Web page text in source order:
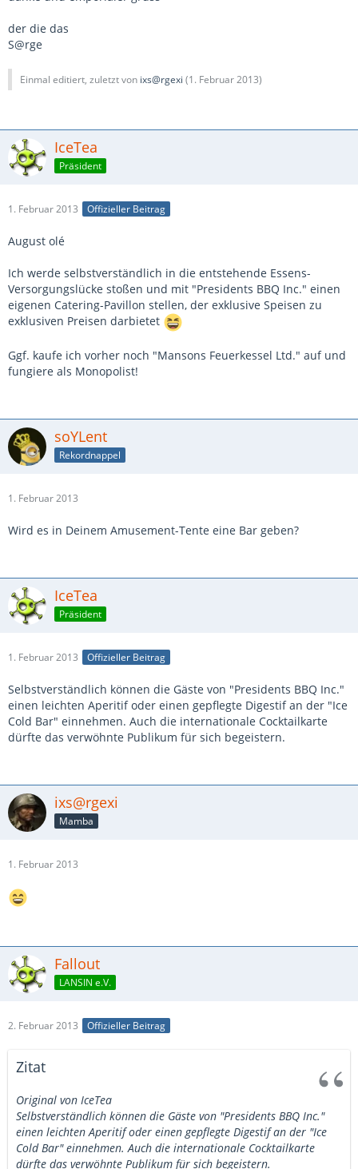
der die das
S@rge
Einmal editiert, zuletzt von ixs@rgexi (1. Februar 2013)
IceTea
Präsident
1. Februar 2013 Offizieller Beitrag
August olé
Ich werde selbstverständlich in die entstehende Essens-
Versorgungslücke stoßen und mit "Presidents BBQ Inc." einen
eigenen Catering-Pavillon stellen, der exklusive Speisen zu
exklusiven Preisen darbietet
Ggf. kaufe ich vorher noch "Mansons Feuerkessel Ltd." auf und
fungiere als Monopolist!
soYLent
Rekordnappel
1. Februar 2013
Wird es in Deinem Amusement-Tente eine Bar geben?
IceTea
Präsident
1. Februar 2013 Offizieller Beitrag
Selbstverständlich können die Gäste von "Presidents BBQ Inc."
einen leichten Aperitif oder einen gepflegte Digestif an der "Ice
Cold Bar" einnehmen. Auch die internationale Cocktailkarte
dürfte das verwöhnte Publikum für sich begeistern.
ixs@rgexi
Mamba
1. Februar 2013
Fallout
LANSIN e.V.
2. Februar 2013 Offizieller Beitrag
Zitat
Original von IceTea
Selbstverständlich können die Gäste von "Presidents BBQ Inc."
einen leichten Aperitif oder einen gepflegte Digestif an der "Ice
Cold Bar" einnehmen. Auch die internationale Cocktailkarte
dürfte das verwöhnte Publikum für sich begeistern.